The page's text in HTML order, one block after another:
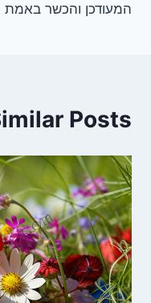
המעודכן והכשר באמת
Posts